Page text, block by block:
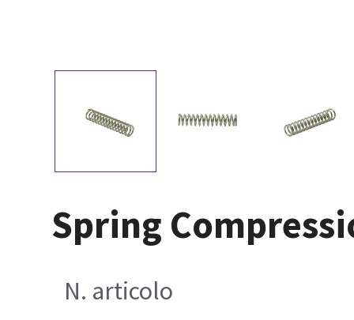
Spring
N. articolo